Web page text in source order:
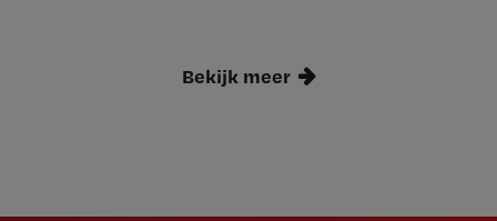
Bekijk meer